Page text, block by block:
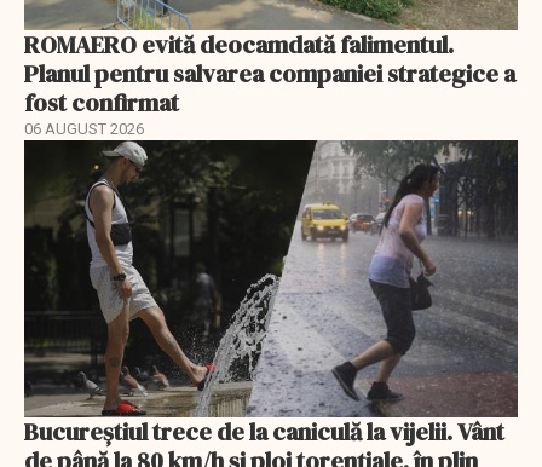
ROMAERO evită deocamdată falimentul.
Planul pentru salvarea companiei strategice a
fost confirmat
06 AUGUST 2026
Bucureștiul trece de la caniculă la vijelii. Vânt